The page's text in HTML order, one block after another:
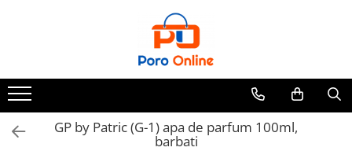
Clone
Parfum Barbati
Parfum FemeiGP by Patric (G-1) apa de parfum 100ml,
barbati